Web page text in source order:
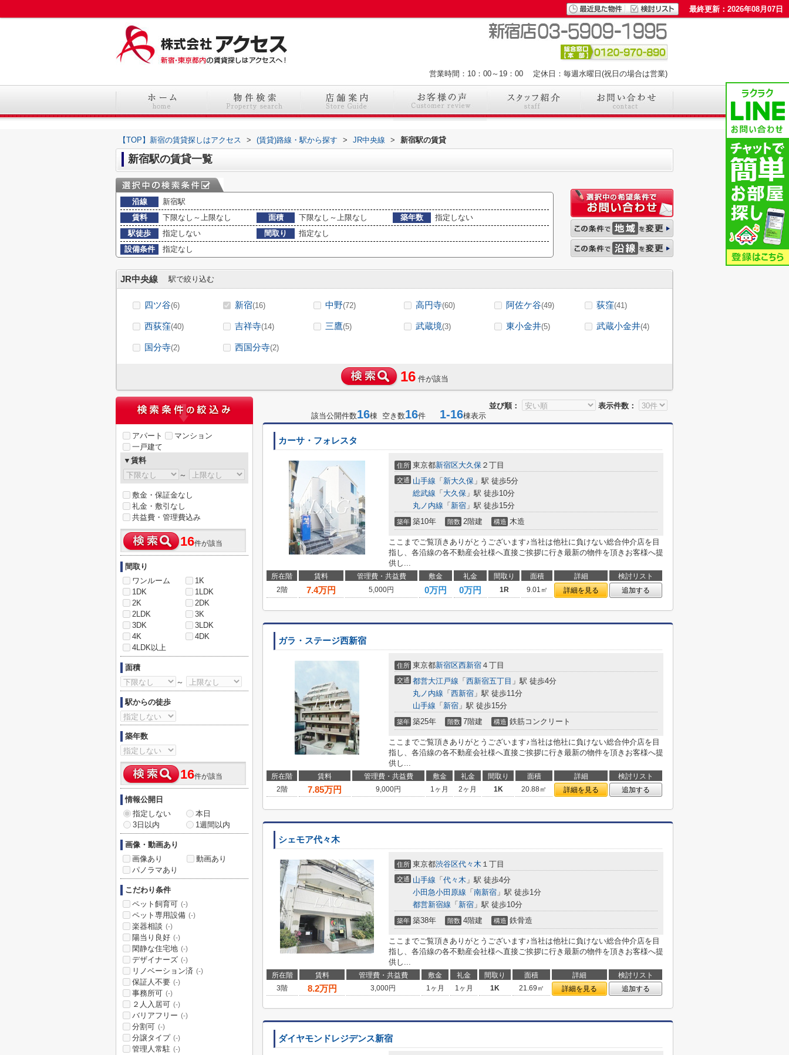
最終更新：2026年08月07日
営業時間：10：00～19：00 定休日：毎週水曜日(祝日の場合は営業)
【TOP】新宿の賃貸探しはアクセス > (賃貸)路線・駅から探す > JR中央線 > 新宿駅の賃貸
新宿駅の賃貸一覧
沿線
新宿駅
賃料
下限なし～上限なし 面積 下限なし～上限なし 築年数
指定しない
駅徒歩
指定しない 間取り
指定なし
設備条件
指定なし
JR中央線 駅で絞り込む
四ツ谷(6) 新宿(16) 中野(72) 高円寺(60) 阿佐ケ谷(49) 荻窪(41)
西荻窪(40) 吉祥寺(14) 三鷹(5) 武蔵境(3) 東小金井(5) 武蔵小金井(4)
国分寺(2) 西国分寺(2)
16 件が該当
並び順：
表示件数：
該当公開件数16棟 空き数16件 1-16棟表示
カーサ・フォレスタ
住所 東京都新宿区大久保 ２丁目
交通 山手線 「 新大久保 」駅 徒歩5分
総武線 「 大久保 」駅 徒歩10分
丸ノ内線 「 新宿 」駅 徒歩15分
築年 築10年 階数 2階建 構造 木造
ここまでご覧頂きありがとうございます♪当社は他社に負けない総合仲介店を目
指し、各沿線の各不動産会社様へ直接ご挨拶に行き最新の物件を頂きお客様へ提
供し...
所在階 賃料 管理費・共益費 敷金 礼金 間取り 面積 詳細
検討リスト
2階
7.4万円 5,000円 0万円 0万円 1R 9.01㎡ 詳細を見る 追加する
ガラ・ステージ西新宿
住所 東京都新宿区西新宿 ４丁目
交通 都営大江戸線 「 西新宿五丁目 」駅 徒歩4分
丸ノ内線 「 西新宿 」駅 徒歩11分
山手線 「 新宿 」駅 徒歩15分
築年 築25年 階数 7階建 構造 鉄筋コンクリート
ここまでご覧頂きありがとうございます♪当社は他社に負けない総合仲介店を目
指し、各沿線の各不動産会社様へ直接ご挨拶に行き最新の物件を頂きお客様へ提
供し...
所在階 賃料 管理費・共益費 敷金 礼金 間取り 面積 詳細
検討リスト
2階
7.85万円 9,000円 1ヶ月 2ヶ月 1K 20.88㎡ 詳細を見る 追加する
シェモア代々木
住所 東京都渋谷区代々木 １丁目
交通 山手線 「 代々木 」駅 徒歩4分
小田急小田原線 「 南新宿 」駅 徒歩1分
都営新宿線 「 新宿 」駅 徒歩10分
築年 築38年 階数 4階建 構造 鉄骨造
ここまでご覧頂きありがとうございます♪当社は他社に負けない総合仲介店を目
指し、各沿線の各不動産会社様へ直接ご挨拶に行き最新の物件を頂きお客様へ提
供し...
所在階 賃料 管理費・共益費 敷金 礼金 間取り 面積 詳細
検討リスト
3階
8.2万円 3,000円 1ヶ月 1ヶ月 1K 21.69㎡ 詳細を見る 追加する
ダイヤモンドレジデンス新宿
アパート
マンション
一戸建て
▼賃料
～
敷金・保証金なし
礼金・敷引なし
共益費・管理費込み
16件が該当
間取り
ワンルーム
1K
1DK
1LDK
2K
2DK
2LDK
3K
3DK
3LDK
4K
4DK
4LDK以上
面積
～
駅からの徒歩
築年数
16件が該当
情報公開日
指定しない
本日
3日以内
1週間以内
画像・動画あり
画像あり
動画あり
パノラマあり
こだわり条件
ペット飼育可 (-)
ペット専用設備 (-)
楽器相談 (-)
陽当り良好 (-)
閑静な住宅地 (-)
デザイナーズ (-)
リノベーション済 (-)
保証人不要 (-)
事務所可 (-)
２人入居可 (-)
バリアフリー (-)
分割可 (-)
分譲タイプ (-)
管理人常駐 (-)